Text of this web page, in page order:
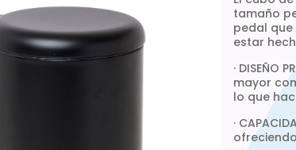
tamaño
pedal
estar
· DISEÑO
mayor
lo que
·